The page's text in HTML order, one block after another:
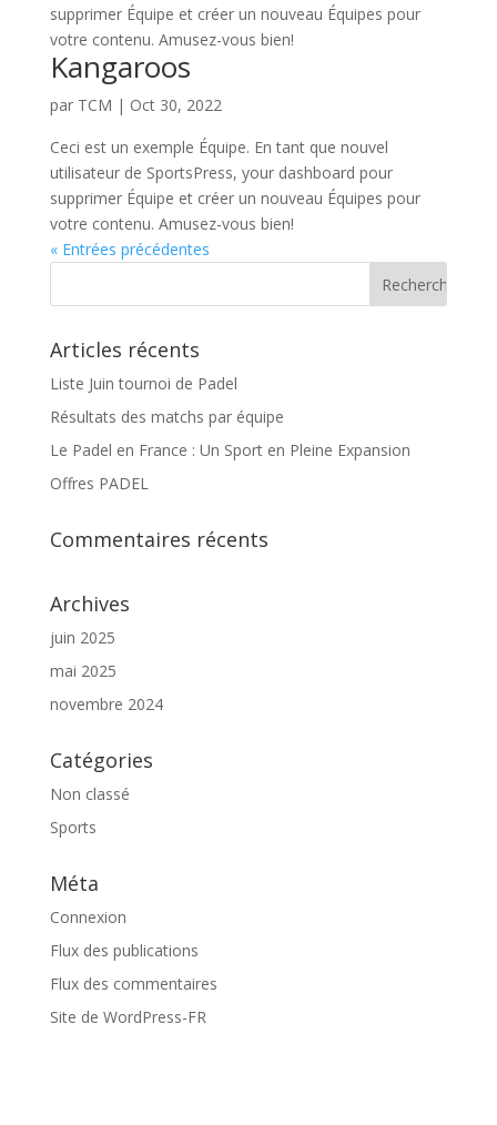
supprimer Équipe et créer un nouveau Équipes pour
votre contenu. Amusez-vous bien!
Kangaroos
par TCM | Oct 30, 2022
Ceci est un exemple Équipe. En tant que nouvel
utilisateur de SportsPress, your dashboard pour
supprimer Équipe et créer un nouveau Équipes pour
votre contenu. Amusez-vous bien!
« Entrées précédentes
Articles récents
Liste Juin tournoi de Padel
Résultats des matchs par équipe
Le Padel en France : Un Sport en Pleine Expansion
Offres PADEL
Commentaires récents
Archives
juin 2025
mai 2025
novembre 2024
Catégories
Non classé
Sports
Méta
Connexion
Flux des publications
Flux des commentaires
Site de WordPress-FR